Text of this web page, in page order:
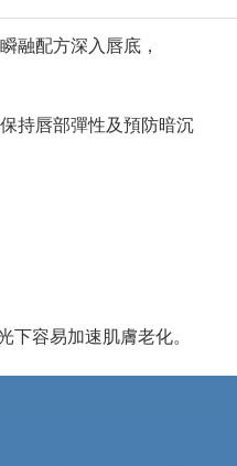
融配方深入唇底，
持唇部彈性及預防暗沉
容易加速肌膚老化。